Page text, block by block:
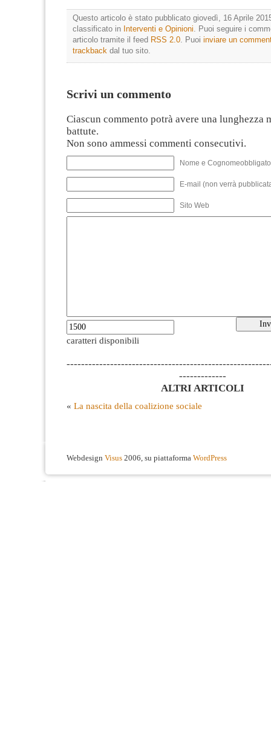
Questo articolo è stato pubblicato giovedì, 16 Aprile
classificato in Interventi e Opinioni . Puoi seguire i
articolo tramite il feed RSS 2.0 . Puoi inviare un
trackback dal tuo sito.
Scrivi un commento
Ciascun commento potrà avere una lunghezza
battute.
Non sono ammessi commenti consecutivi.
Nome e
E-mail (non verrà
Sito Web
caratteri disponibili
-------------
ALTRI ARTICOLI
« La nascita della coalizione sociale
Webdesign Visus 2006, su piattaforma WordPress